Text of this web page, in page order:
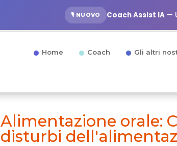
🎙️ NUOVO Coach Assist IA—
Home Coach Gli altri
Alimentazione orale:
disturbi